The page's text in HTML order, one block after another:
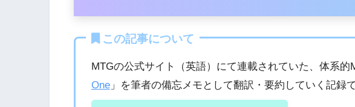
この記事について
MTGの公式サイト（英語）にて連載されていた、体系的
One」を筆者の備忘メモとして翻訳・要約していく記録で